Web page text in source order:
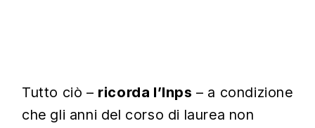
Tutto ciò – ricorda l’Inps – a condizione
che gli anni del corso di laurea non